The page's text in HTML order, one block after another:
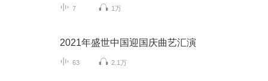
7 1万
2021年盛世中国迎国庆曲艺汇演
63 2.1万